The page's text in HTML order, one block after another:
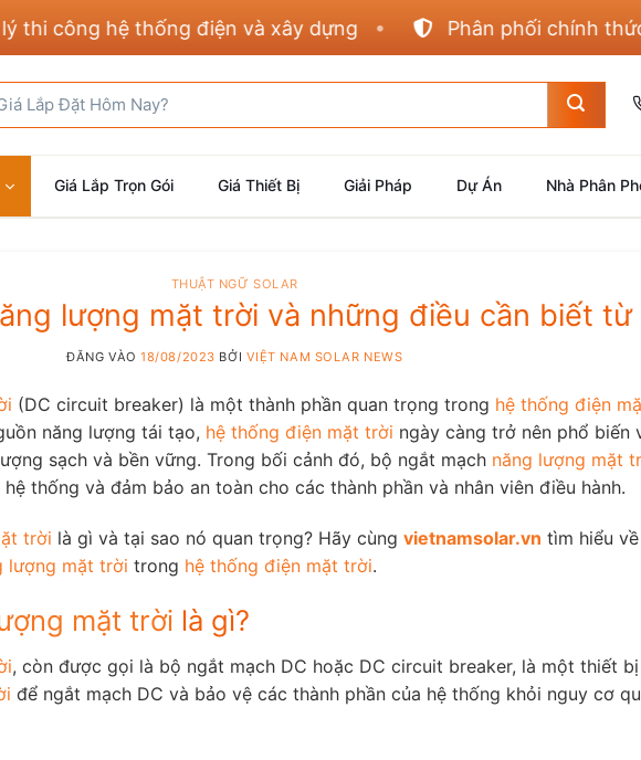
hệ thống điện và xây dựng Phân phối chính thức
Giá Lắp Trọn Gói Giá Thiết Bị Giải Pháp Dự Án Nhà Phân
THUẬT NGỮ SOLAR
lượng mặt trời và những điều cần biết từ
ĐĂNG VÀO18/08/2023 BỞI VIỆT NAM SOLAR NEWS
(DC circuit breaker) là một thành phần quan trọng trong hệ thống điện
năng lượng tái tạo, hệ thống điện mặt trời ngày càng trở nên phổ biến
sạch và bền vững. Trong bối cảnh đó, bộ ngắt mạch năng lượng mặt
thống và đảm bảo an toàn cho các thành phần và nhân viên điều hành.
trời là gì và tại sao nó quan trọng? Hãy cùng vietnamsolar.vn tìm hiểu
lượng mặt trời trong hệ thống điện mặt trời.
mặt trời là gì?
, còn được gọi là bộ ngắt mạch DC hoặc DC circuit breaker, là một thiết
để ngắt mạch DC và bảo vệ các thành phần của hệ thống khỏi nguy cơ